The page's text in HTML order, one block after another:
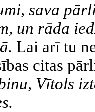
sava
un rāda
Lai arī tu
citas
Vītols